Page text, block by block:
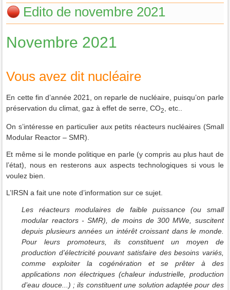
Edito de novembre 2021
Novembre 2021
Vous avez dit nucléaire
En cette fin d’année 2021, on reparle de nucléaire, puisqu’on parle
préservation du climat, gaz à effet de serre, CO2 , etc..
On s’intéresse en particulier aux petits réacteurs nucléaires (Small
Modular Reactor – SMR).
Et même si le monde politique en parle (y compris au plus haut de
l’état), nous en resterons aux aspects technologiques si vous le
voulez bien.
L’IRSN a fait une note d’information sur ce sujet.
Les réacteurs modulaires de faible puissance (ou small
modular reactors - SMR), de moins de 300 MWe, suscitent
depuis plusieurs années un intérêt croissant dans le monde.
Pour leurs promoteurs, ils constituent un moyen de
production d’électricité pouvant satisfaire des besoins variés,
comme exploiter la cogénération et se prêter à des
applications non électriques (chaleur industrielle, production
d’eau douce...) ; ils constituent une solution adaptée pour des